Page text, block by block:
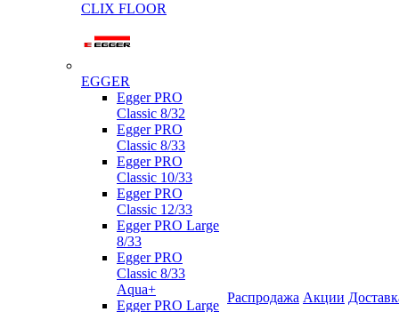
CLIX FLOOR
EGGER
Egger PRO
Classic 8/32
Egger PRO
Classic 8/33
Egger PRO
Classic 10/33
Egger PRO
Classic 12/33
Egger PRO Large
8/33
Egger PRO
Classic 8/33
Aqua+
Egger PRO Large
Распродажа Акции